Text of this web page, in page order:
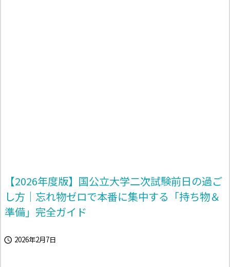
【2026年度版】国公立大学二次試験前日の過ご
し方｜忘れ物ゼロで本番に集中する「持ち物＆
準備」完全ガイド
 2026年2月7日